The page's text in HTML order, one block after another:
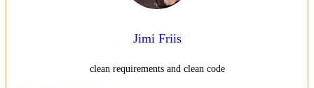
Jimi Friis
clean requirements and clean code